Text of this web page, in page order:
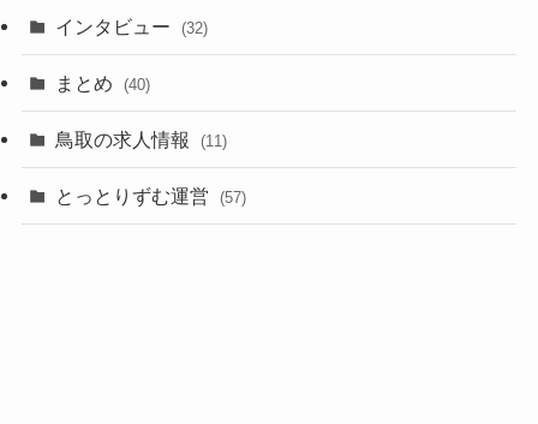
インタビュー (32)
まとめ (40)
鳥取の求人情報 (11)
とっとりずむ運営 (57)